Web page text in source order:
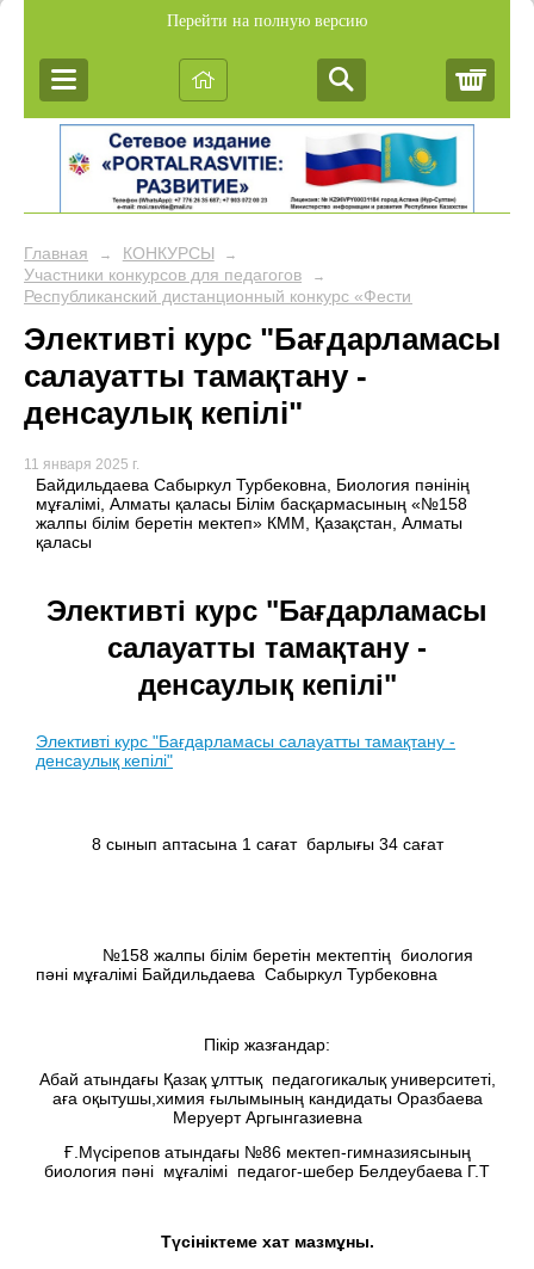
Перейти на полную версию
Главная → КОНКУРСЫ →
Участники конкурсов для педагогов →
Республиканский дистанционный конкурс «Фестиваль
Элективті курс "Бағдарламасы
салауатты тамақтану -
денсаулық кепілі"
11 января 2025 г.
Байдильдаева Сабыркул Турбековна, Биология пәнінің
мұғалімі, Алматы қаласы Білім басқармасының «№158
жалпы білім беретін мектеп» КММ, Қазақстан, Алматы
қаласы
Элективті курс "Бағдарламасы
салауатты тамақтану -
денсаулық кепілі"
Элективті курс "Бағдарламасы салауатты тамақтану -
денсаулық кепілі"
8 сынып аптасына 1 сағат барлығы 34 сағат
№158 жалпы білім беретін мектептің биология
пәні мұғалімі Байдильдаева Сабыркул Турбековна
Пікір жазғандар:
Абай атындағы Қазақ ұлттық педагогикалық университеті,
аға оқытушы,химия ғылымының кандидаты Оразбаева
Меруерт Аргынгазиевна
Ғ.Мүсірепов атындағы №86 мектеп-гимназиясының
биология пәні мұғалімі педагог-шебер Белдеубаева Г.Т
Түсініктеме хат мазмұны.